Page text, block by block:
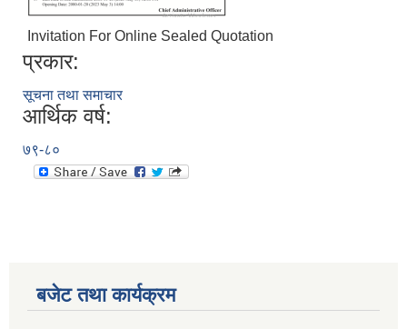
Invitation For Online Sealed Quotation
प्रकार:
सूचना तथा समाचार
आर्थिक वर्ष:
७९-८०
बजेट तथा कार्यक्रम